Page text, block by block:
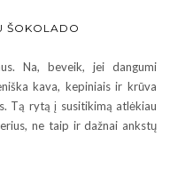
ŠOKOLADO
Na, beveik, jei dangumi
kava, kepiniais ir krūva
Tą rytą į susitikimą atlėkiau
ne taip ir dažnai ankstų